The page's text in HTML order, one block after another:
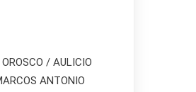
/ AULICIO
ANTONIO